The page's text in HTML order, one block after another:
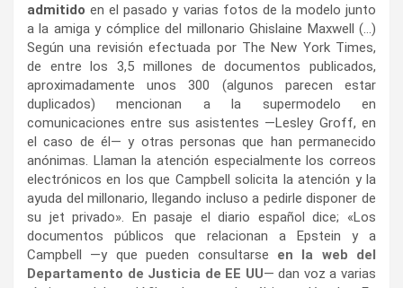
admitido en el pasado y varias fotos de la modelo junto
a la amiga y cómplice del millonario Ghislaine Maxwell (…)
Según una revisión efectuada por The New York Times,
de entre los 3,5 millones de documentos publicados,
aproximadamente unos 300 (algunos parecen estar
duplicados) mencionan a la supermodelo en
comunicaciones entre sus asistentes —Lesley Groff, en
el caso de él— y otras personas que han permanecido
anónimas. Llaman la atención especialmente los correos
electrónicos en los que Campbell solicita la atención y la
ayuda del millonario, llegando incluso a pedirle disponer de
su jet privado». En pasaje el diario español dice; «Los
documentos públicos que relacionan a Epstein y a
Campbell —y que pueden consultarse en la web del
Departamento de Justicia de EE UU— dan voz a varias